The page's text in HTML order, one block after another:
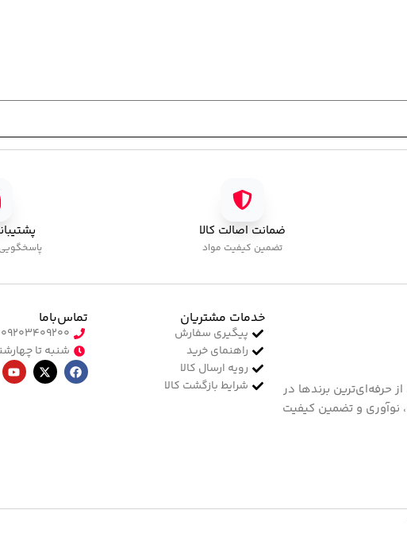
ضمانت اصالت کالا
تضمین کیفیت مواد
حرفه‌ای‌ترین برندها در
نوآوری و تضمین کیفیت
خدمات مشتریان
پیگیری سفارش
راهنمای خرید
رویه ارسال کالا
شرایط بازگشت کالا
تماس‌با‌ما
۰۹۲۰۳۴۰۹۲۰۰
شنبه تا چهارشنبه ۹:۰۰